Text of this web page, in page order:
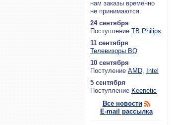
нам за­ка­зы вре­мен­но
не при­ни­ма­ют­ся.
24 сентября
По­ступ­ле­ние ТВ Philips
11 сентября
Теле­ви­зо­ры BQ
10 сентября
По­сту­ле­ние AMD, Intel
5 сентября
По­ступ­ле­ние Keenetic
Все новости
E-mail рассылка